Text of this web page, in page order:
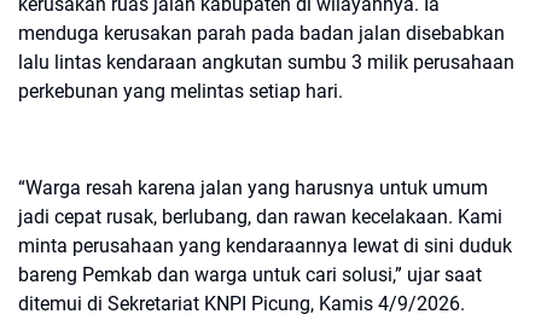
menduga kerusakan parah pada badan jalan disebabkan
lalu lintas kendaraan angkutan sumbu 3 milik perusahaan
perkebunan yang melintas setiap hari.
“Warga resah karena jalan yang harusnya untuk umum
jadi cepat rusak, berlubang, dan rawan kecelakaan. Kami
minta perusahaan yang kendaraannya lewat di sini duduk
bareng Pemkab dan warga untuk cari solusi,” ujar saat
ditemui di Sekretariat KNPI Picung, Kamis 4/9/2026.